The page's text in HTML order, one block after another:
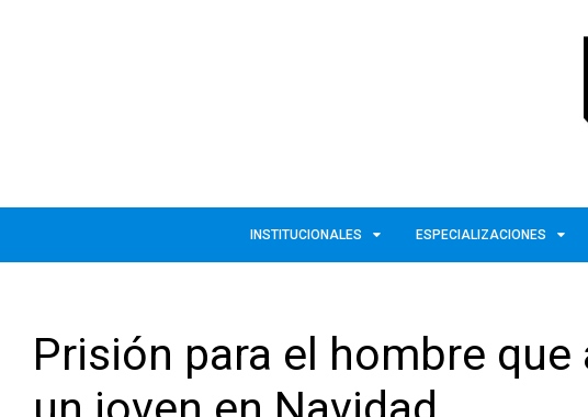
INSTITUCIONALES ESPECIALIZACIONES
Prisión para el hombre